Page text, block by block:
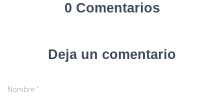
0 Comentarios
Deja un comentario
Nombre *